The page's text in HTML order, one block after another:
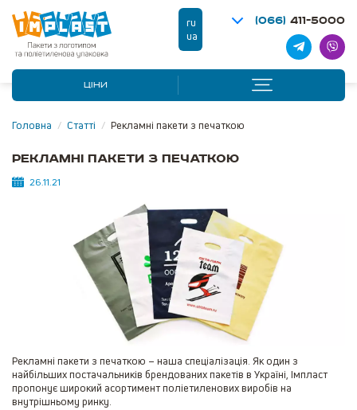
ru
ua
(066) 411-5000
ЦІНИ
Головна / Статті / Рекламні пакети з печаткою
Рекламні пакети з печаткою
26.11.21
Рекламні пакети з печаткою – наша спеціалізація. Як один з
найбільших постачальників брендованих пакетів в Україні, Імпласт
пропонує широкий асортимент поліетиленових виробів на
внутрішньому ринку.